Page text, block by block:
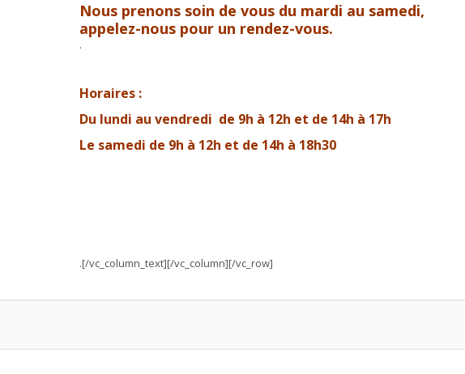
Nous prenons soin de vous du mardi au samedi,
appelez-nous pour un rendez-vous.
.
Horaires :
Du lundi au vendredi de 9h à 12h et de 14h à 17h
Le samedi de 9h à 12h et de 14h à 18h30
.[/vc_column_text][/vc_column][/vc_row]